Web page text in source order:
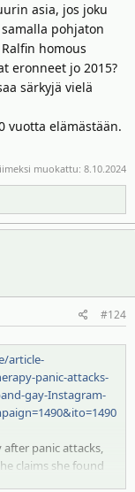
asia, jos joku
pohjaton
homous
eronneet jo 2015?
särkyjä vielä
vuotta elämästään.
muokattu: 8.10.2024
#124
article-
panic-attacks-
gay-Instagram-
after panic attacks,
claims she found
of doubts